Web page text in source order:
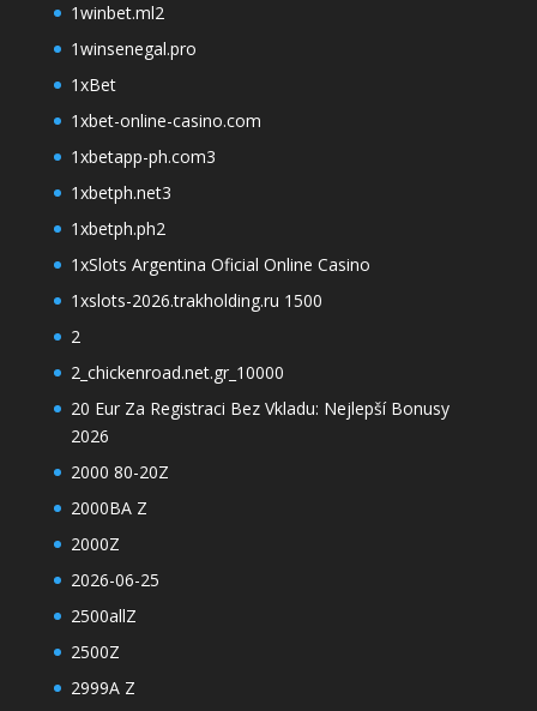
1winbet.ml2
1winsenegal.pro
1xBet
1xbet-online-casino.com
1xbetapp-ph.com3
1xbetph.net3
1xbetph.ph2
1xSlots Argentina Oficial Online Casino
1xslots-2026.trakholding.ru 1500
2
2_chickenroad.net.gr_10000
20 Eur Za Registraci Bez Vkladu: Nejlepší Bonusy
2026
2000 80-20Z
2000BA Z
2000Z
2026-06-25
2500allZ
2500Z
2999A Z